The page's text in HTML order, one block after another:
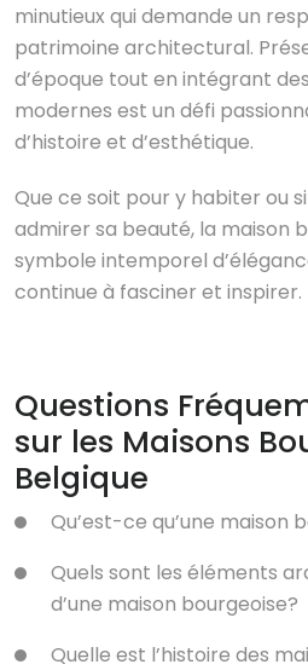
minutieux qui demande un
patrimoine architectural.
d’époque tout en intégrant
modernes est un défi
d’histoire et d’esthétique.
Que ce soit pour y habiter ou
admirer sa beauté, la maison
symbole intemporel
continue à fasciner et inspirer.
Questions
sur les Maisons
Belgique
Qu’est-ce qu’une maison
Quels sont les éléments
d’une maison bourgeoise?
Quelle est l’histoire des